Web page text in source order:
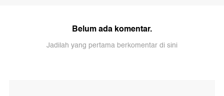
Belum ada komentar.
Jadilah yang pertama berkomentar di sini